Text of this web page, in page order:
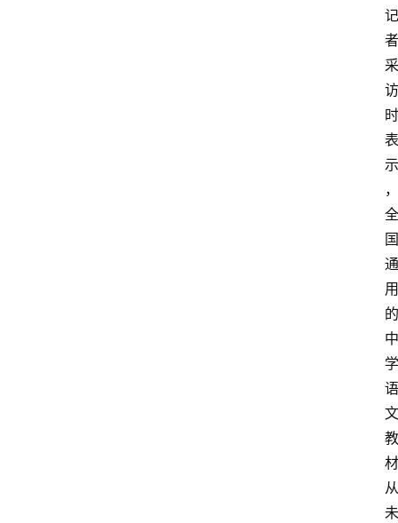
记
者
采
访
时
表
示
，
全
国
通
用
的
中
学
语
文
教
材
从
未